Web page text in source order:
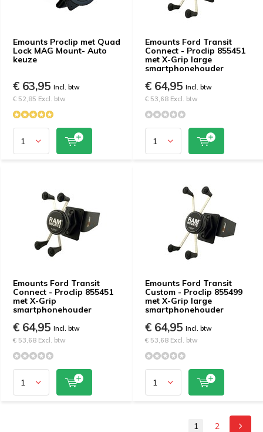
Emounts Proclip met Quad
Lock MAG Mount- Auto
keuze
€ 63,95 Incl. btw
€ 52,85 Excl. btw
Emounts Ford Transit
Connect - Proclip 855451
met X-Grip large
smartphonehouder
€ 64,95 Incl. btw
€ 53,68 Excl. btw
Emounts Ford Transit
Connect - Proclip 855451
met X-Grip
smartphonehouder
€ 64,95 Incl. btw
€ 53,68 Excl. btw
Emounts Ford Transit
Custom - Proclip 855499
met X-Grip large
smartphonehouder
€ 64,95 Incl. btw
€ 53,68 Excl. btw
1 2